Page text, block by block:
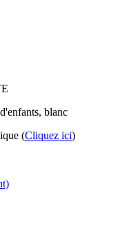
blanc
(Cliquez ici)